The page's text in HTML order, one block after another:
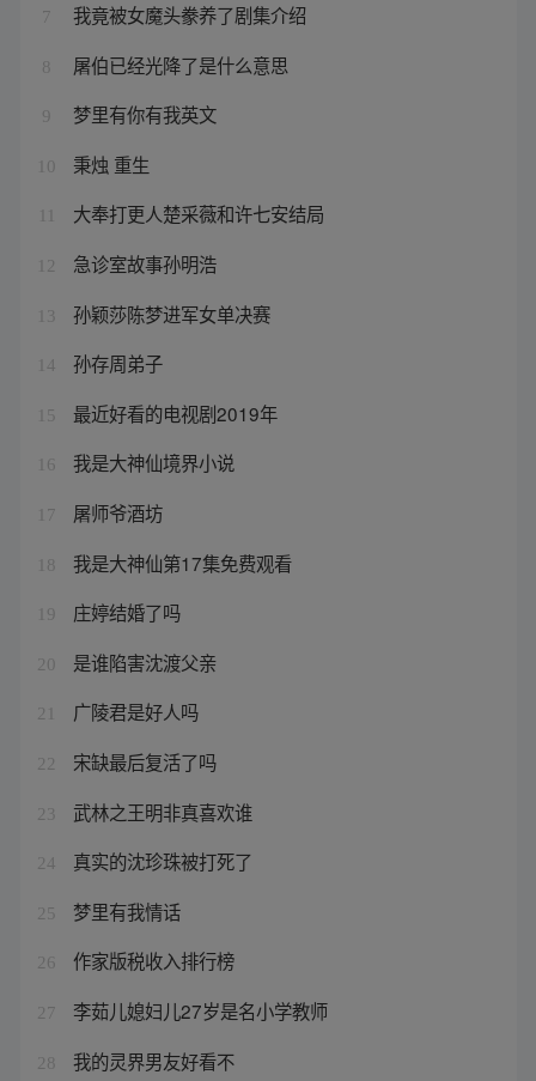
7 我竟被女魔头豢养了剧集介绍
8 屠伯已经光降了是什么意思
9 梦里有你有我英文
10 秉烛 重生
大奉打更人楚采薇和许七安结局
12 急诊室故事孙明浩
13 孙颖莎陈梦进军女单决赛
14 孙存周弟子
15 最近好看的电视剧2019年
16 我是大神仙境界小说
17 屠师爷酒坊
18 我是大神仙第17集免费观看
19 庄婷结婚了吗
20 是谁陷害沈渡父亲
21 广陵君是好人吗
22 宋缺最后复活了吗
23 武林之王明非真喜欢谁
24 真实的沈珍珠被打死了
25 梦里有我情话
26 作家版税收入排行榜
27 李茹儿媳妇儿27岁是名小学教师
28 我的灵界男友好看不